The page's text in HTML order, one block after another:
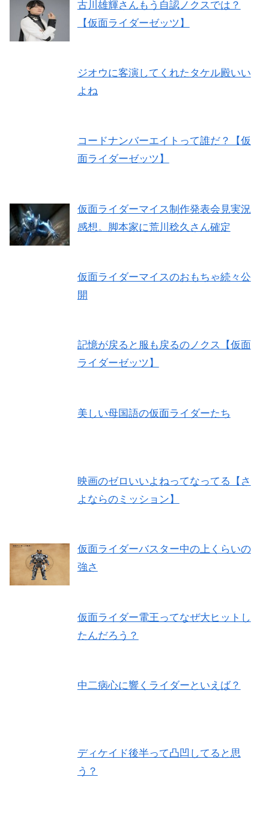
古川雄輝さんもう自認ノクスでは？
【仮面ライダーゼッツ】
ジオウに客演してくれたタケル殿いい
よね
コードナンバーエイトって誰だ？【仮
面ライダーゼッツ】
仮面ライダーマイス制作発表会見実況
感想。脚本家に荒川稔久さん確定
仮面ライダーマイスのおもちゃ続々公
開
記憶が戻ると服も戻るのノクス【仮面
ライダーゼッツ】
美しい母国語の仮面ライダーたち
映画のゼロいいよねってなってる【さ
よならのミッション】
仮面ライダーバスター中の上くらいの
強さ
仮面ライダー電王ってなぜ大ヒットし
たんだろう？
中二病心に響くライダーといえば？
ディケイド後半って凸凹してると思
う？